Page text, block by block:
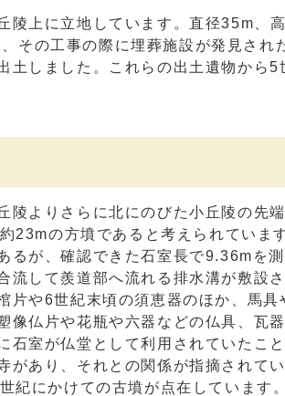
上に立地しています。直径35m、
その工事の際に埋葬施設が発見され
しました。これらの出土遺物から5
よりさらに北にのびた小丘陵の先端
23mの方墳であると考えられていま
るが、確認できた石室長で9.36mを
して羨道部へ流れる排水溝が敷設さ
や6世紀末頃の須恵器のほか、馬具
仏片や花瓶や六器などの仏具、瓦
室が仏堂として利用されていたこ
あり、それとの関係が指摘されてい
紀にかけての古墳が点在しています